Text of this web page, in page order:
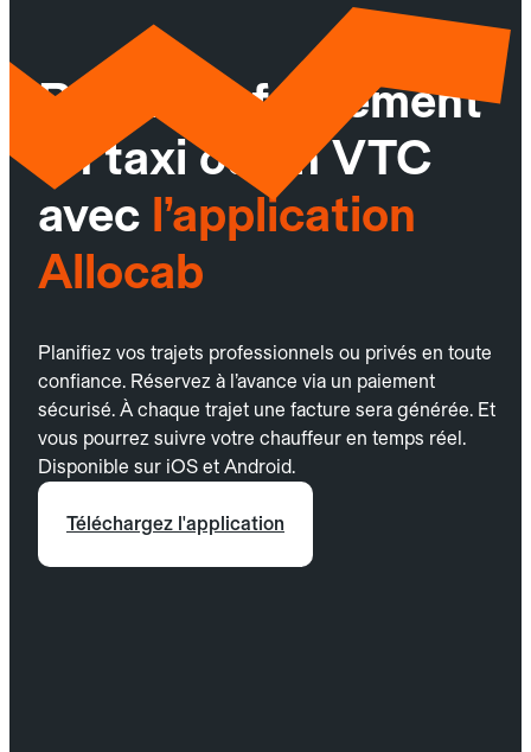
Réservez facilement
un taxi ou un VTC
avec l’application
Allocab
Planifiez vos trajets professionnels ou privés en toute
confiance. Réservez à l’avance via un paiement
sécurisé. À chaque trajet une facture sera générée. Et
vous pourrez suivre votre chauffeur en temps réel.
Disponible sur iOS et Android.
Téléchargez l'application